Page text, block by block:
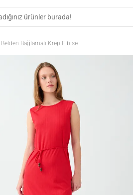
Belden Bağlamalı Krep Elbise